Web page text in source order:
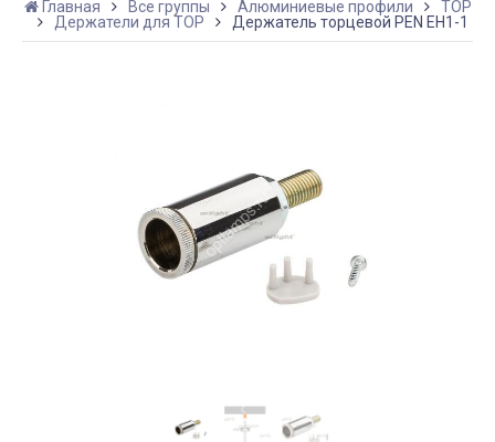
Главная Все группы Алюминиевые профили
TOP
Держатели для TOP
Держатель торцевой PEN EH1-1